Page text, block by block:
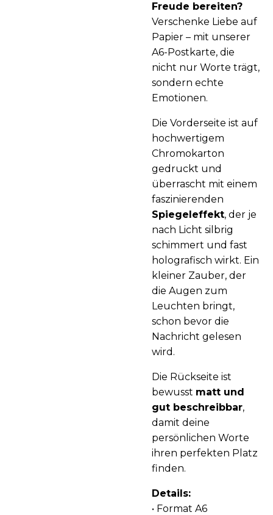
Freude bereiten?
Verschenke Liebe auf
Papier – mit unserer
A6-Postkarte, die
nicht nur Worte trägt,
sondern echte
Emotionen.
Die Vorderseite ist auf
hochwertigem
Chromokarton
gedruckt und
überrascht mit einem
faszinierenden
Spiegeleffekt, der je
nach Licht silbrig
schimmert und fast
holografisch wirkt. Ein
kleiner Zauber, der
die Augen zum
Leuchten bringt,
schon bevor die
Nachricht gelesen
wird.
Die Rückseite ist
bewusst matt und
gut beschreibbar,
damit deine
persönlichen Worte
ihren perfekten Platz
finden.
Details:
• Format A6